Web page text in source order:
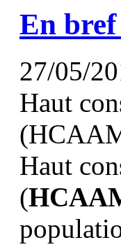
En bref
27/05/
Haut
Haut
(